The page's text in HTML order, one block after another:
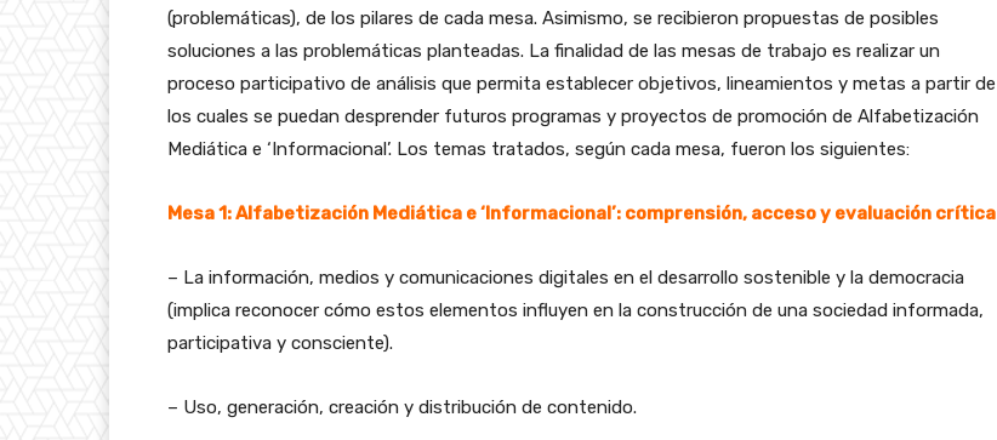
(problemáticas), de los pilares de cada mesa. Asimismo, se recibieron propuestas de posibles
soluciones a las problemáticas planteadas. La finalidad de las mesas de trabajo es realizar un
proceso participativo de análisis que permita establecer objetivos, lineamientos y metas a partir de
los cuales se puedan desprender futuros programas y proyectos de promoción de Alfabetización
Mediática e ‘Informacional’. Los temas tratados, según cada mesa, fueron los siguientes:
Mesa 1: Alfabetización Mediática e ‘Informacional’: comprensión, acceso y evaluación crítica
– La información, medios y comunicaciones digitales en el desarrollo sostenible y la democracia
(implica reconocer cómo estos elementos influyen en la construcción de una sociedad informada,
participativa y consciente).
– Uso, generación, creación y distribución de contenido.